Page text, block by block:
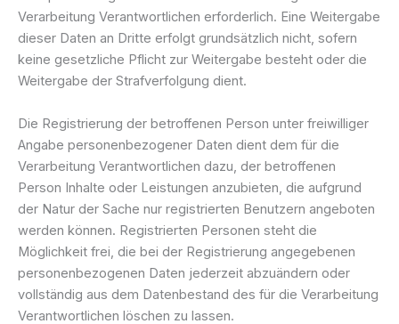
Verarbeitung Verantwortlichen erforderlich. Eine Weitergabe
dieser Daten an Dritte erfolgt grundsätzlich nicht, sofern
keine gesetzliche Pflicht zur Weitergabe besteht oder die
Weitergabe der Strafverfolgung dient.
Die Registrierung der betroffenen Person unter freiwilliger
Angabe personenbezogener Daten dient dem für die
Verarbeitung Verantwortlichen dazu, der betroffenen
Person Inhalte oder Leistungen anzubieten, die aufgrund
der Natur der Sache nur registrierten Benutzern angeboten
werden können. Registrierten Personen steht die
Möglichkeit frei, die bei der Registrierung angegebenen
personenbezogenen Daten jederzeit abzuändern oder
vollständig aus dem Datenbestand des für die Verarbeitung
Verantwortlichen löschen zu lassen.